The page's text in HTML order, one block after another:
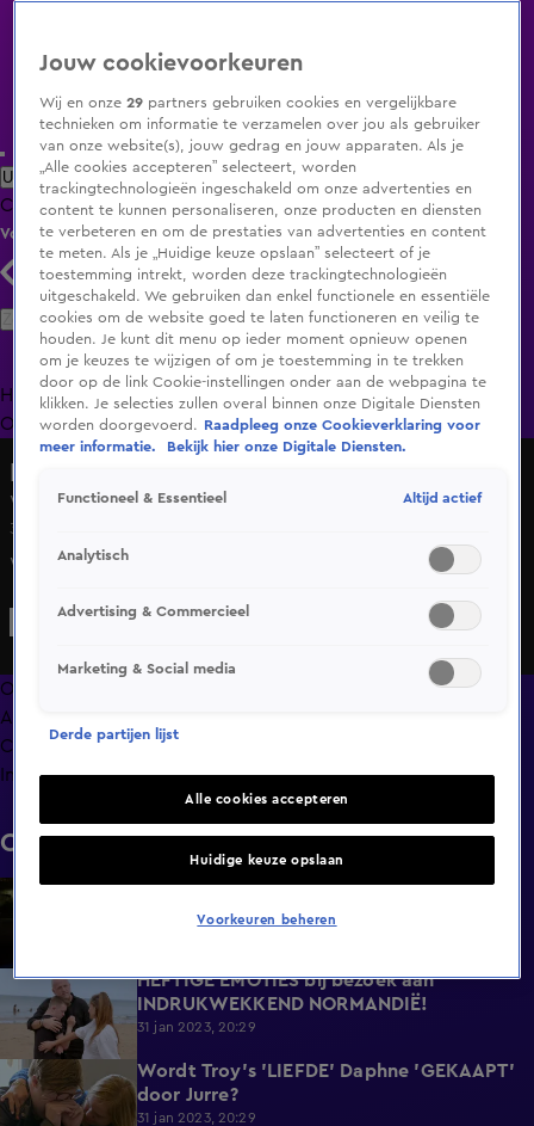
Uitzending Gemist Populaire programma's Zenders Genres
ClipsFilmsRadioSmart TV inlogShop
Volg KIJK
Zoeken
HomeUitzending Gemist Programma's De Bondgenoten
OranjezomerLivestreamsShop
Wordt Troy's 'LIEFDE' Daphne 'GEKAAPT' door Jurre?
31 jan 2023, 20:29
Wordt Troy's 'LIEFDE' Daphne 'GEKAAPT' door Jurre?
Overzicht
Afleveringen
Clips
Info
Clips
6:19
Daphne OPENHARTIG over KINDEREN
KRIJGEN!
8:00
HEFTIGE EMOTIES bij bezoek aan
INDRUKWEKKEND NORMANDIË!
31 jan 2023, 20:29
7:52
Wordt Troy's 'LIEFDE' Daphne 'GEKAAPT'
door Jurre?
31 jan 2023, 20:29
Jouw cookievoorkeuren
Wij en onze29 partners gebruiken cookies en vergelijkbare
technieken om informatie te verzamelen over jou als gebruiker
van onze website(s), jouw gedrag en jouw apparaten. Als je
„Alle cookies accepteren” selecteert, worden
trackingtechnologieën ingeschakeld om onze advertenties en
content te kunnen personaliseren, onze producten en diensten
te verbeteren en om de prestaties van advertenties en content
te meten. Als je „Huidige keuze opslaan” selecteert of je
toestemming intrekt, worden deze trackingtechnologieën
uitgeschakeld. We gebruiken dan enkel functionele en essentiële
cookies om de website goed te laten functioneren en veilig te
houden. Je kunt dit menu op ieder moment opnieuw openen
om je keuzes te wijzigen of om je toestemming in te trekken
door op de link Cookie-instellingen onder aan de webpagina te
klikken. Je selecties zullen overal binnen onze Digitale Diensten
worden doorgevoerd.
Raadpleeg onze Cookieverklaring voor
meer informatie.
Bekijk hier onze Digitale Diensten.
Functioneel & Essentieel Altijd actief
Analytisch
Advertising & Commercieel
Marketing & Social media
Derde partijen lijst
Alle cookies accepteren
Huidige keuze opslaan
Voorkeuren beheren